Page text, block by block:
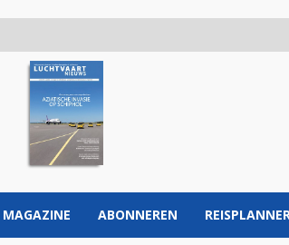
MAGAZINE ABONNEREN